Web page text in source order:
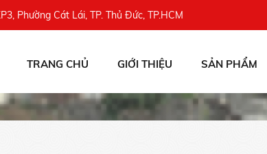
Phường Cát Lái, TP. Thủ Đức, TP.HCM
TRANG CHỦ GIỚI THIỆU SẢN PHẨM